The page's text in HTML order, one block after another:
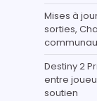
Mises à
sorties,
Destiny 2
entre
soutien